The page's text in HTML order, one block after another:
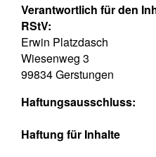
Verantwortlich für den
RStV:
Erwin Platzdasch
Wiesenweg 3
99834 Gerstungen
Haftungsausschluss:
Haftung für Inhalte